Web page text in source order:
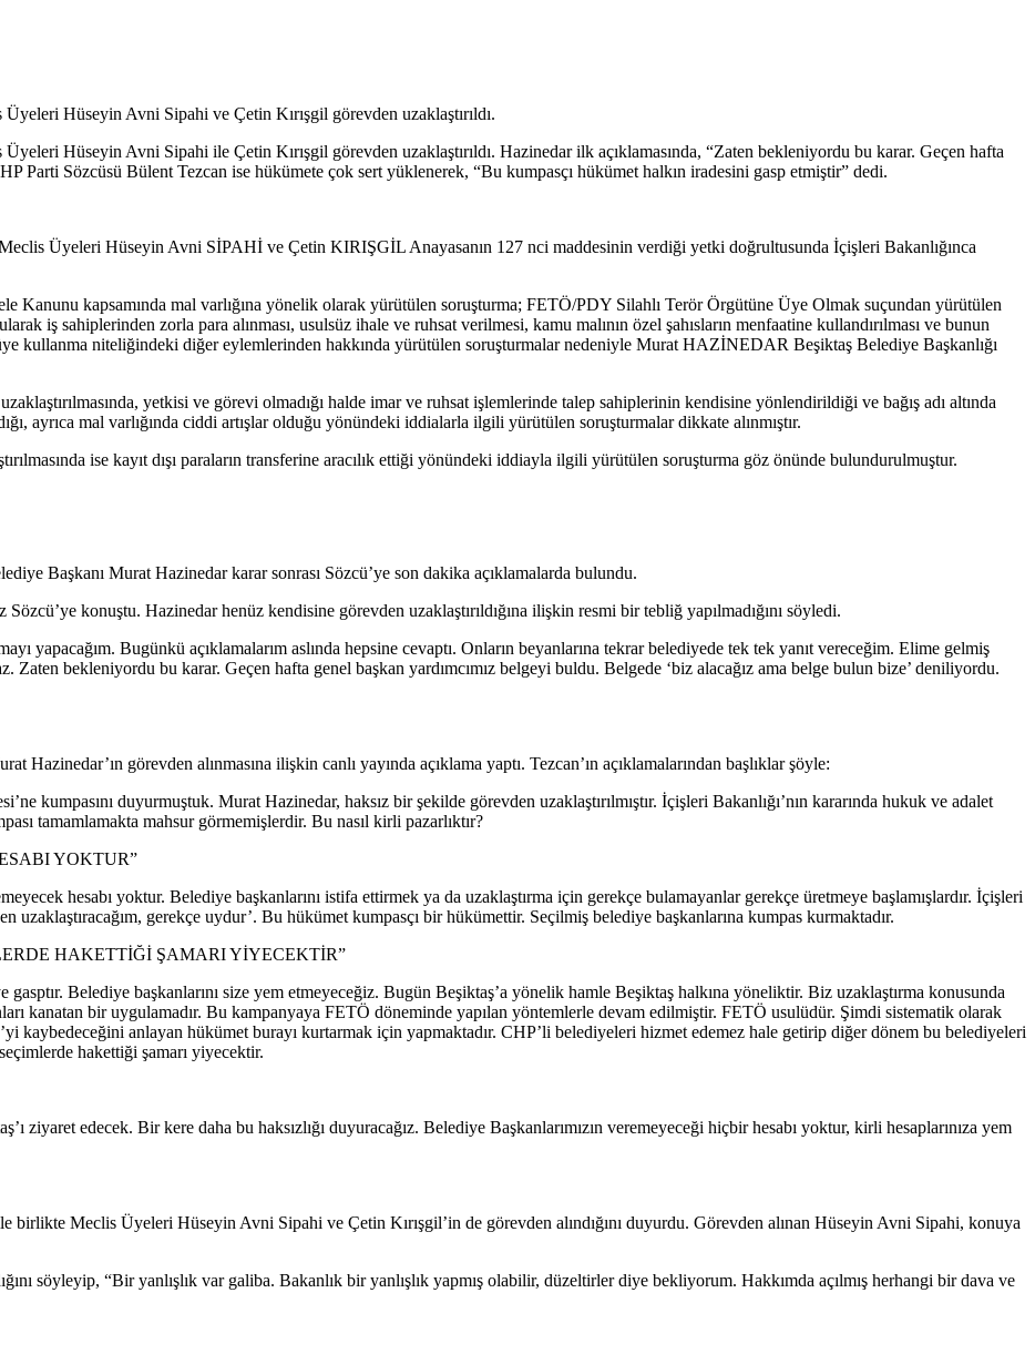
Hüseyin Avni Sipahi ve Çetin Kırışgil görevden uzaklaştırıldı.
Hüseyin Avni Sipahi ile Çetin Kırışgil görevden uzaklaştırıldı. Hazinedar ilk açıklamasında, “Zaten bekleniyordu bu karar. Geçen hafta
Parti Sözcüsü Bülent Tezcan ise hükümete çok sert yüklenerek, “Bu kumpasçı hükümet halkın iradesini gasp etmiştir” dedi.
Üyeleri Hüseyin Avni SİPAHİ ve Çetin KIRIŞGİL Anayasanın 127 nci maddesinin verdiği yetki doğrultusunda İçişleri Bakanlığınca
Kanunu kapsamında mal varlığına yönelik olarak yürütülen soruşturma; FETÖ/PDY Silahlı Terör Örgütüne Üye Olmak suçundan yürütülen
iş sahiplerinden zorla para alınması, usulsüz ihale ve ruhsat verilmesi, kamu malının özel şahısların menfaatine kullandırılması ve bunun
kullanma niteliğindeki diğer eylemlerinden hakkında yürütülen soruşturmalar nedeniyle Murat HAZİNEDAR Beşiktaş Belediye Başkanlığı
yetkisi ve görevi olmadığı halde imar ve ruhsat işlemlerinde talep sahiplerinin kendisine yönlendirildiği ve bağış adı altında
ayrıca mal varlığında ciddi artışlar olduğu yönündeki iddialarla ilgili yürütülen soruşturmalar dikkate alınmıştır.
ise kayıt dışı paraların transferine aracılık ettiği yönündeki iddiayla ilgili yürütülen soruşturma göz önünde bulundurulmuştur.
Başkanı Murat Hazinedar karar sonrası Sözcü’ye son dakika açıklamalarda bulundu.
konuştu. Hazinedar henüz kendisine görevden uzaklaştırıldığına ilişkin resmi bir tebliğ yapılmadığını söyledi.
yapacağım. Bugünkü açıklamalarım aslında hepsine cevaptı. Onların beyanlarına tekrar belediyede tek tek yanıt vereceğim. Elime gelmiş
Zaten bekleniyordu bu karar. Geçen hafta genel başkan yardımcımız belgeyi buldu. Belgede ‘biz alacağız ama belge bulun bize’ deniliyordu.
görevden alınmasına ilişkin canlı yayında açıklama yaptı. Tezcan’ın açıklamalarından başlıklar şöyle:
kumpasını duyurmuştuk. Murat Hazinedar, haksız bir şekilde görevden uzaklaştırılmıştır. İçişleri Bakanlığı’nın kararında hukuk ve adalet
tamamlamakta mahsur görmemişlerdir. Bu nasıl kirli pazarlıktır?
YOKTUR”
hesabı yoktur. Belediye başkanlarını istifa ettirmek ya da uzaklaştırma için gerekçe bulamayanlar gerekçe üretmeye başlamışlardır. İçişleri
uzaklaştıracağım, gerekçe uydur’. Bu hükümet kumpasçı bir hükümettir. Seçilmiş belediye başkanlarına kumpas kurmaktadır.
HAKETTİĞİ ŞAMARI YİYECEKTİR”
Belediye başkanlarını size yem etmeyeceğiz. Bugün Beşiktaş’a yönelik hamle Beşiktaş halkına yöneliktir. Biz uzaklaştırma konusunda
kanatan bir uygulamadır. Bu kampanyaya FETÖ döneminde yapılan yöntemlerle devam edilmiştir. FETÖ usulüdür. Şimdi sistematik olarak
kaybedeceğini anlayan hükümet burayı kurtarmak için yapmaktadır. CHP’li belediyeleri hizmet edemez hale getirip diğer dönem bu belediyeleri
hakettiği şamarı yiyecektir.
ziyaret edecek. Bir kere daha bu haksızlığı duyuracağız. Belediye Başkanlarımızın veremeyeceği hiçbir hesabı yoktur, kirli hesaplarınıza yem
birlikte Meclis Üyeleri Hüseyin Avni Sipahi ve Çetin Kırışgil’in de görevden alındığını duyurdu. Görevden alınan Hüseyin Avni Sipahi, konuya
söyleyip, “Bir yanlışlık var galiba. Bakanlık bir yanlışlık yapmış olabilir, düzeltirler diye bekliyorum. Hakkımda açılmış herhangi bir dava ve